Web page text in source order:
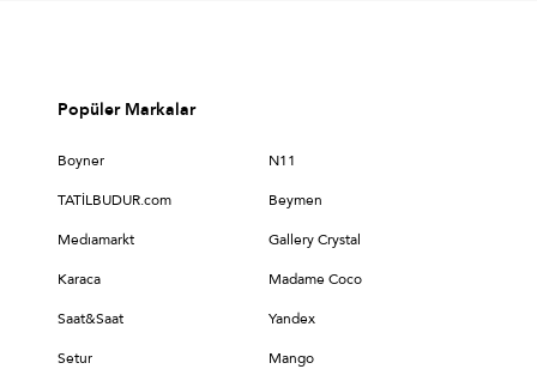
Popüler Markalar
Boyner N11
TATİLBUDUR.com Beymen
Medıamarkt Gallery Crystal
Karaca Madame Coco
Saat&Saat Yandex
Setur Mango